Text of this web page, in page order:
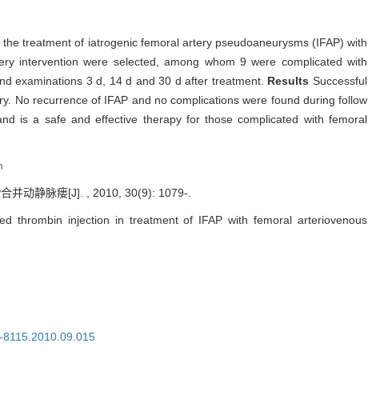
treatment of iatrogenic femoral artery pseudoaneurysms (IFAP) with
intervention were selected, among whom 9 were complicated with
examinations 3 d, 14 d and 30 d after treatment. ResultsSuccessful
No recurrence of IFAP and no complications were found during follow
is a safe and effective therapy for those complicated with femoral
并动静脉瘘[J]. , 2010, 30(9): 1079-.
thrombin injection in treatment of IFAP with femoral arteriovenous